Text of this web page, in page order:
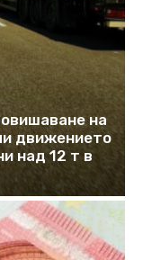
на
движението
над 12 т в